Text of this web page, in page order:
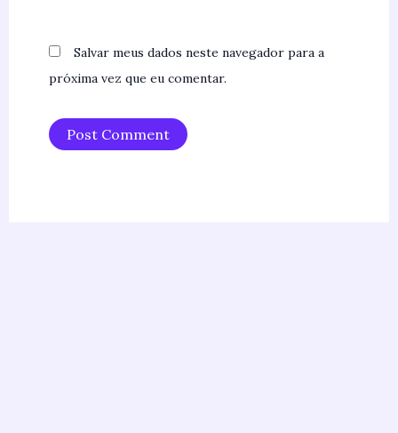
Salvar meus dados neste navegador para a
próxima vez que eu comentar.